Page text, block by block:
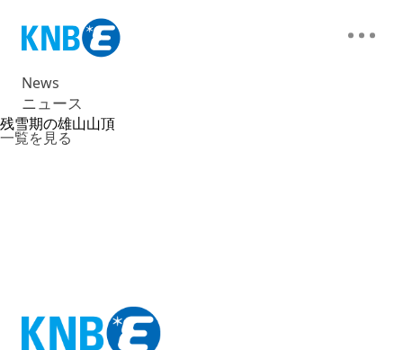
News
ニュース
残雪期の雄山山頂
一覧を見る